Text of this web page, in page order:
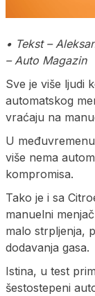
• Tekst –
– Auto Magazin
Sve je više ljudi
automatskog
vraćaju na
U
više nema
kompromisa.
Tako je i sa
manuelni
malo strpljenja,
dodavanja gasa.
Istina, u test
šestostepeni